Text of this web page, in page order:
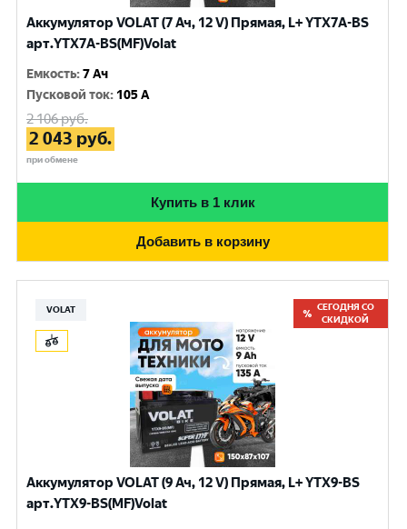
Аккумулятор VOLAT (7 Ач, 12 V) Прямая, L+ YTX7A-BS
арт.YTX7A-BS(MF)Volat
Емкость:7 Ач
Пусковой ток: 105 A
2 106руб.
2 043 руб.
при обмене
Купить в 1 клик
Добавить в корзину
VOLAT
СЕГОДНЯ СО
СКИДКОЙ
Аккумулятор VOLAT (9 Ач, 12 V) Прямая, L+ YTX9-BS
арт.YTX9-BS(MF)Volat